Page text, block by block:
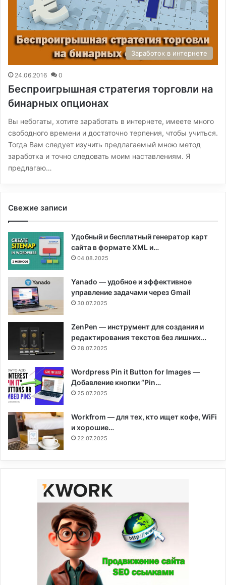
Заработок в интернете
24.06.2016 0
Беспроигрышная стратегия торговли на
бинарных опционах
Вы небогаты, хотите заработать в интернете, имеете много
свободного времени и достаточно терпения, чтобы учиться.
Тогда Вам следует изучить предлагаемый мною метод
заработка и точно следовать моим наставлениям. Я
предлагаю…
Свежие записи
Удобный и бесплатный генератор карт
сайта в формате XML и…
04.08.2025
Yanado — удобное и эффективное
управление задачами через Gmail
30.07.2025
ZenPen — инструмент для создания и
редактирования текстов без лишних…
28.07.2025
Wordpress Pin it Button for Images —
Добавление кнопки “Pin…
25.07.2025
Workfrom — для тех, кто ищет кофе, WiFi
и хорошие…
22.07.2025